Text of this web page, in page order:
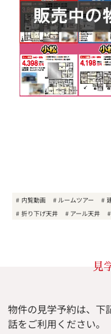
内覧動画 ルームツアー
折り下げ天井
アール天井
見
物件の見学予約は、下
話をご利用ください。